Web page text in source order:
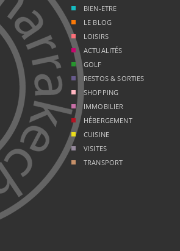
BIEN-ETRE
LE BLOG
LOISIRS
ACTUALITÉS
GOLF
RESTOS & SORTIES
SHOPPING
IMMOBILIER
HÉBERGEMENT
CUISINE
VISITES
TRANSPORT